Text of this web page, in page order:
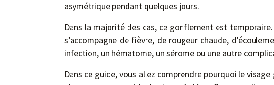
asymétrique pendant quelques jours.
Dans la majorité des cas, ce gonflement est
s’accompagne de fièvre, de rougeur chaude,
infection, un hématome, un sérome ou une autre
Dans ce guide, vous allez comprendre pourquoi le